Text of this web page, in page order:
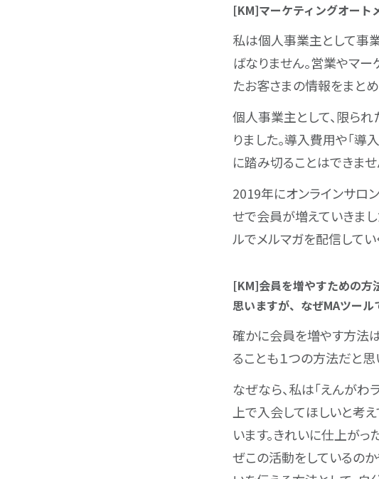
[KM]マーケティングオート
私は個人事業主として事
ばなりません。営業やマ
たお客さまの情報をまと
個人事業主として、限ら
りました。導入費用や「導
に踏み切ることはできませ
2019年にオンラインサロ
せで会員が増えていきま
ルでメルマガを配信してい
[KM]会員を増やすための方
思いますが、なぜMAツー
確かに会員を増やす方法は
ることも１つの方法だと思
なぜなら、私は「えんが
上で入会してほしいと考
います。きれいに仕上が
ぜこの活動をしているのか